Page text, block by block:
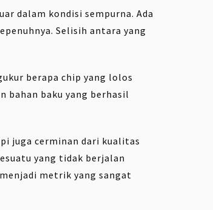
dalam kondisi sempurna. Ada
Selisih antara yang
berapa chip yang lolos
bahan baku yang berhasil
juga cerminan dari kualitas
yang tidak berjalan
metrik yang sangat